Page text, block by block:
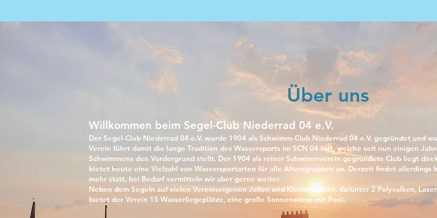
Über uns
Willkommen beim Segel-Club Niederrad 04 e.V.
Der Segel-Club Niederrad 04 e.V. wurde 1904 als Schwimm-Club Niederrad 04 e.V. gegründet und
Verein führt damit die lange Tradition des Wassersports im SCN 04 fort, welche seit nun einigen
Schwimmens den Vordergrund stellt. Der 1904 als reiner Schwimmverein gegründete Club liegt
bietet heute eine Vielzahl von Wassersportarten für alle Altersgruppen an. Derzeit findet allerdings
mehr statt, bei Bedarf vermitteln wir aber gerne weiter.
Neben dem Segeln auf vielen Vereinseigenen Jollen und Kleinkreuzern, darunter 2 Polyvalken,
bietet der Verein 15 Wasserliegeplätze, eine große Sonnenwiese mit Pool.